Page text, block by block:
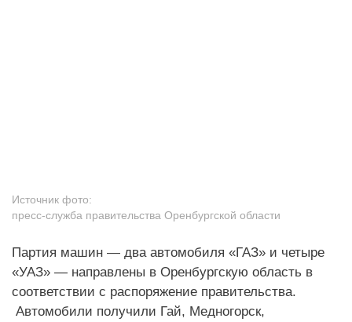
Источник фото:
пресс-служба правительства Оренбургской области
Партия машин — два автомобиля «ГАЗ» и четыре
«УАЗ» — направлены в Оренбургскую область в
соответствии с распоряжение правительства.
Автомобили получили Гай, Медногорск,